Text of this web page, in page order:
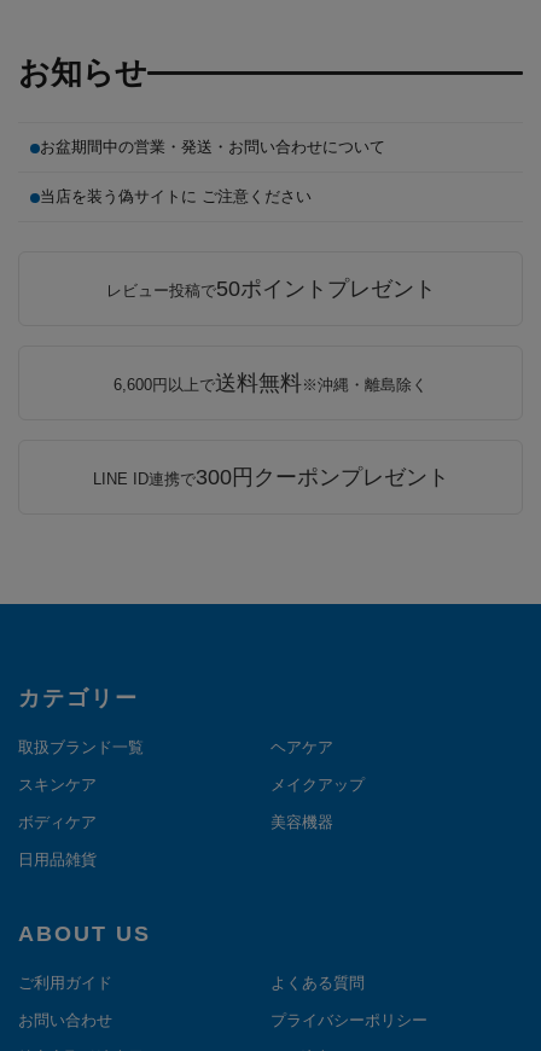
お知らせ
お盆期間中の営業・発送・お問い合わせについて
当店を装う偽サイトに ご注意ください
レビュー投稿で50ポイントプレゼント
6,600円以上で送料無料※沖縄・離島除く
LINE ID連携で300円クーポンプレゼント
カテゴリー
取扱ブランド一覧 ヘアケア
スキンケア メイクアップ
ボディケア 美容機器
日用品雑貨
ABOUT US
ご利用ガイド よくある質問
お問い合わせ プライバシーポリシー